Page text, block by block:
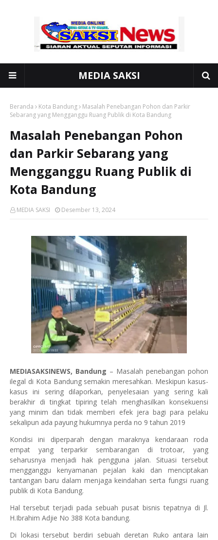
MEDIA SAKSI
Beranda Kota Bandung
Masalah Penebangan Pohon dan Parkir
Sebarang yang Mengganggu Ruang Publik di Kota Bandung
Masalah Penebangan Pohon
dan Parkir Sebarang yang
Mengganggu Ruang Publik di
Kota Bandung
MEDIA SAKSI Desember 13, 2024
MEDIASAKSINEWS, Bandung – Masalah penebangan pohon
ilegal di Kota Bandung semakin meresahkan. Meskipun kasus-
kasus ini sering dilaporkan, penyelesaian yang sering kali
berakhir di tingkat tipiring telah menghasilkan konsekuensi
yang minim dan tidak memberi efek jera bagi para pelaku
sekalipun ada payung hukumnya perda no 9 tahun 2019
Kondisi ini diperparah dengan maraknya kendaraan roda
empat yang terparkir sembarangan di trotoar, yang
seharusnya menjadi hak pengguna jalan. Situasi tersebut
mengganggu kenyamanan pejalan kaki dan menciptakan
tantangan baru dalam menjaga keindahan serta fungsi ruang
publik di Kota Bandung.
Hal tersebut terjadi pada sebuah pusat bisnis tepatnya di Jl.
H.Ibrahim Adjie No 388 Kota bandung.
Di lokasi tersebut berdiri sebuah deretan Ruko antara lain